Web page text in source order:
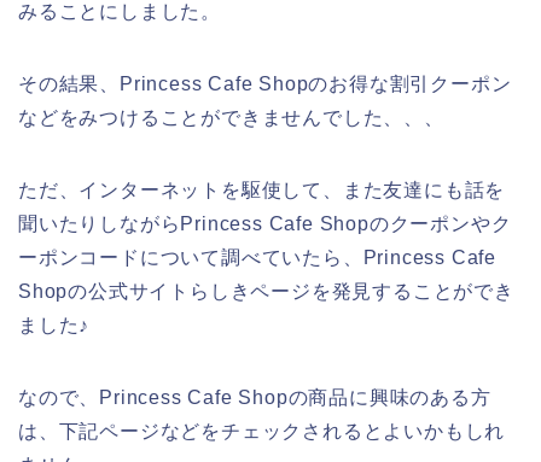
みることにしました。
その結果、Princess Cafe Shopのお得な割引クーポン
などをみつけることができませんでした、、、
ただ、インターネットを駆使して、また友達にも話を
聞いたりしながらPrincess Cafe Shopのクーポンやク
ーポンコードについて調べていたら、Princess Cafe
Shopの公式サイトらしきページを発見することができ
ました♪
なので、Princess Cafe Shopの商品に興味のある方
は、下記ページなどをチェックされるとよいかもしれ